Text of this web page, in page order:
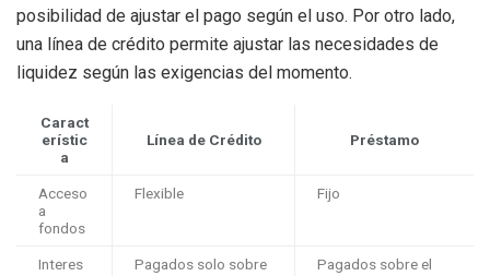
posibilidad de ajustar el pago según el uso. Por otro lado,
una línea de crédito permite ajustar las necesidades de
liquidez según las exigencias del momento.
Caract
erístic
a
Línea de Crédito Préstamo
Acceso
a
fondos
Flexible Fijo
Interes
Pagados solo sobre
Pagados sobre el